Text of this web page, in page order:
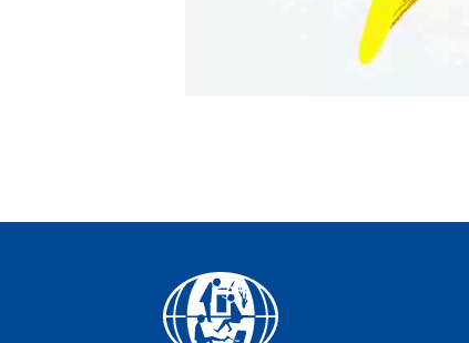
Facebook
YouTube
Instagram